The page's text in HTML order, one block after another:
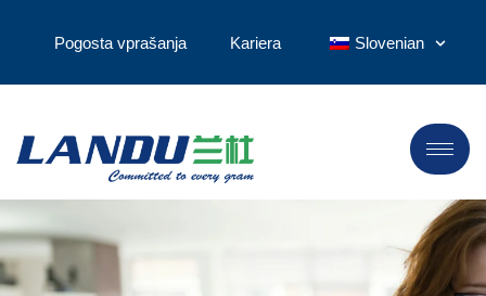
Pogosta vprašanja Kariera Slovenian